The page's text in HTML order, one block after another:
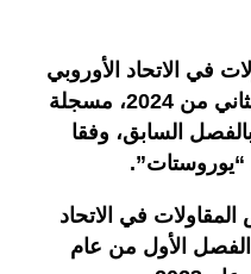
في الاتحاد الأوروبي
اتجاهها التصاعدي في الفصل الثاني من 2024، مسجلة
مقارنة بالفصل السابق، وفقا
“يوروستات”.
في الاتحاد
بالمائة في الفصل الأول من عام